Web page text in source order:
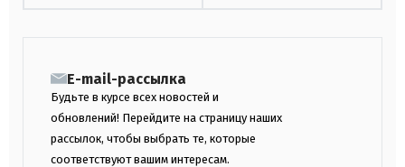
E-mail-рассылка
Будьте в курсе всех новостей и
обновлений! Перейдите на страницу наших
рассылок, чтобы выбрать те, которые
соответствуют вашим интересам.